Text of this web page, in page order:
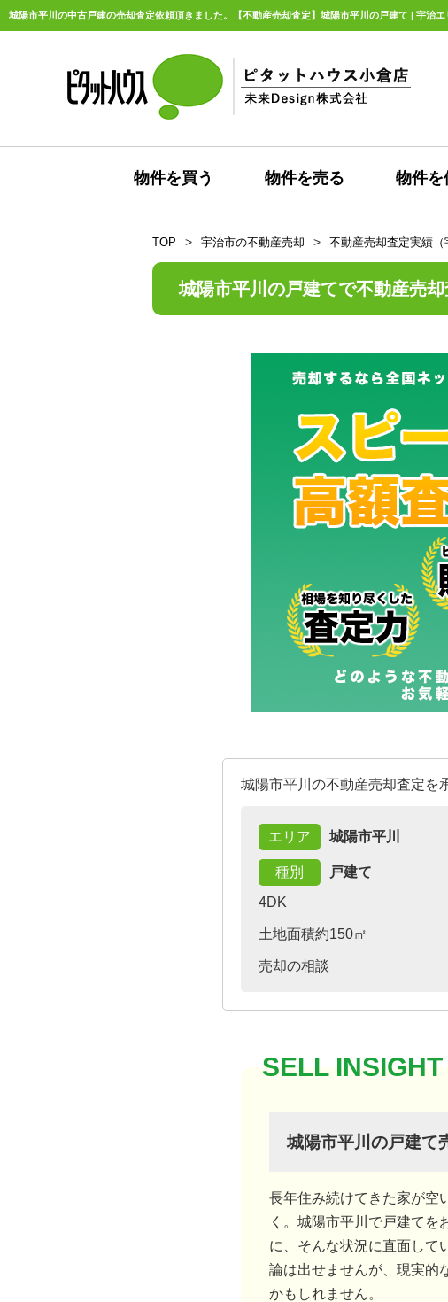
物件を買う 物件を売る 物件を
TOP 宇治市の不動産売却 不動産売却査定実績（
城陽市平川の戸建てで不動産売却
城陽市平川の不動産売却査定を
エリア 城陽市平川
種別
戸建て
4DK
土地面積約150㎡
売却の相談
城陽市平川の戸建て
長年住み続けてきた家が空
く。城陽市平川で戸建てを
に、そんな状況に直面して
論は出せませんが、現実的
かもしれません。